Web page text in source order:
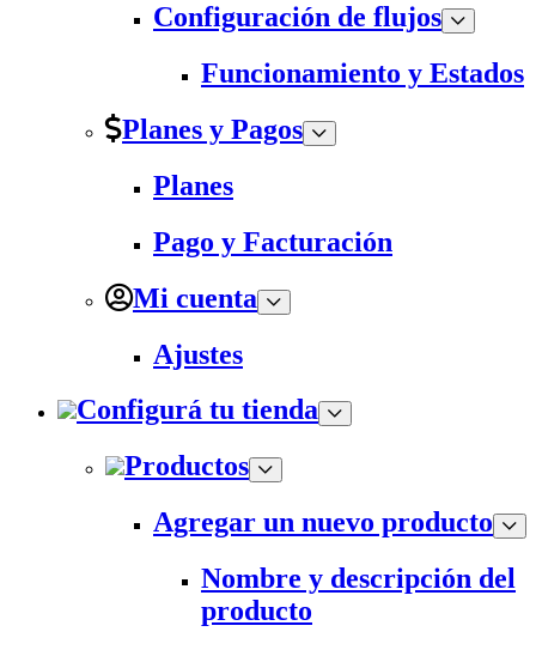
Configuración de flujos
Funcionamiento y Estados
Planes y Pagos
Planes
Pago y Facturación
Mi cuenta
Ajustes
Configurá tu tienda
Productos
Agregar un nuevo producto
Nombre y descripción del
producto